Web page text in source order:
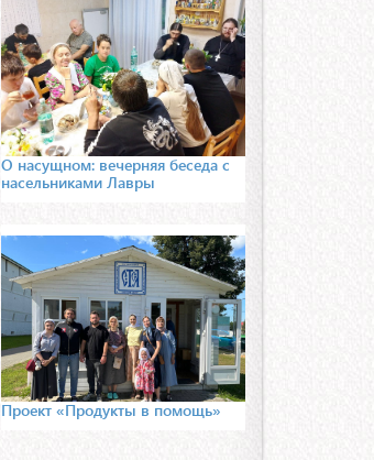
О насущном: вечерняя беседа с
насельниками Лавры
Проект «Продукты в помощь»